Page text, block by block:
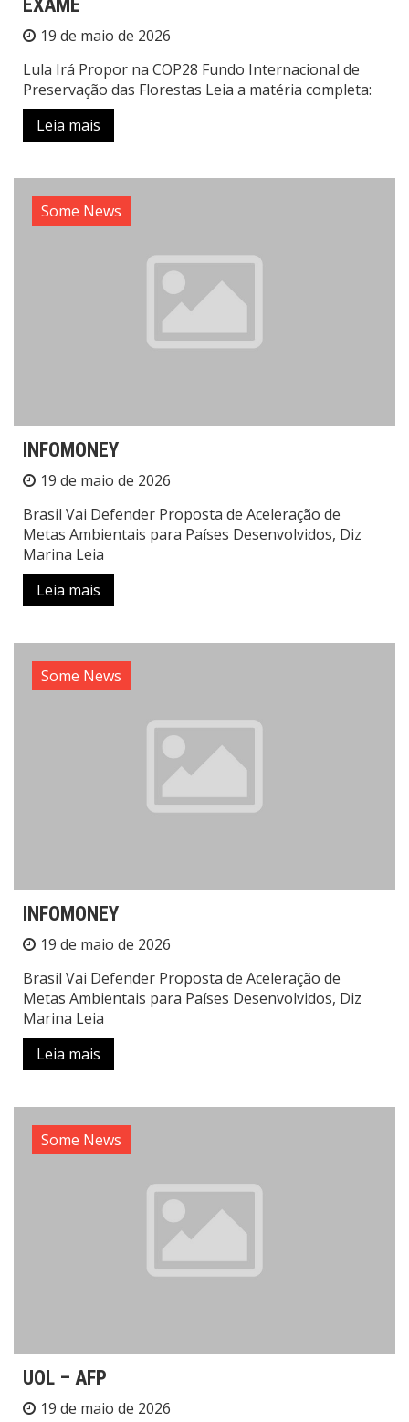
EXAME
19 de maio de 2026
Lula Irá Propor na COP28 Fundo Internacional de
Preservação das Florestas Leia a matéria completa:
Leia mais
Some News
INFOMONEY
19 de maio de 2026
Brasil Vai Defender Proposta de Aceleração de
Metas Ambientais para Países Desenvolvidos, Diz
Marina Leia
Leia mais
Some News
INFOMONEY
19 de maio de 2026
Brasil Vai Defender Proposta de Aceleração de
Metas Ambientais para Países Desenvolvidos, Diz
Marina Leia
Leia mais
Some News
UOL – AFP
19 de maio de 2026